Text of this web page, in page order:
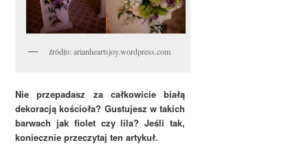
źródło: arianheartsjoy.wordpress.com
Nie przepadasz za całkowicie białą
dekoracją kościoła? Gustujesz w takich
barwach jak fiolet czy lila? Jeśli tak,
koniecznie przeczytaj ten artykuł.